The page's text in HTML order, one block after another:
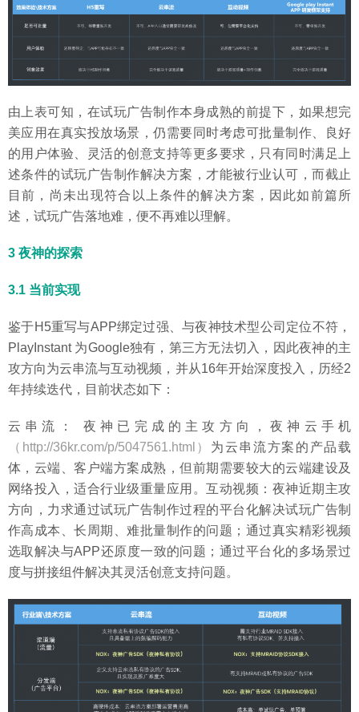
由上表可知，在试玩广告制作本身成熟的前提下，如果想完
美应用在真实投放场景，仍需要同时考虑可批量制作、良好
的用户体验、灵活的创意支持等更多要求，只有同时满足上
述条件的试玩广告制作解决方案，才能被行业认可，而截止
目前，尚未出现符合以上条件的解决方案，因此如前篇所
述，试玩广告落地难，便不再难以理解。
3 夜神的探索
3.1 当前实现
鉴于H5重写与APP绑定过强、与夜神技术型公司定位不符，
PlayInstant 为Google独有，第三方无法切入，因此夜神的主
攻方向为云串流与互动视频，并从16年开始深度投入，历经2
年持续迭代，目前状态如下：
云串流： 夜神已完成的主攻方向，夜神云手机
（http://36kr.com/p/5047561.html） 为云串流方案的产品载
体，云端、客户端方案成熟，但前期需要较大的云端建设及
网络投入，适合行业级重量应用。互动视频：夜神近期主攻
方向，力求通过试玩广告制作过程的平台化解决试玩广告制
作高成本、长周期、难批量制作的问题；通过真实精彩视频
选取解决与APP还原度一致的问题；通过平台化的多场景过
度与拼接组件解决其灵活创意支持问题。